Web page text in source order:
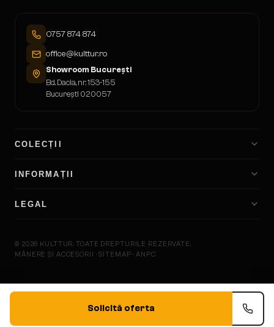
0757 874 874
office@kulttur.ro
Showroom București
Bd. Dacia, nr. 153-155
București 020057
COLECȚII
INFORMAȚII
LEGAL
© 2026 KULTTUR. TOATE DREPTURILE REZERVATE.
MÂNERE ȘI ACCESORII · SITEMAP · ANPC
Solicită oferta